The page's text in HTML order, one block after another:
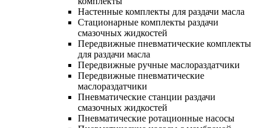
Настенные комплекты для раздачи масла
Стационарные комплекты раздачи
смазочных жидкостей
Передвижные пневматические комплекты
для раздачи масла
Передвижные ручные маслораздатчики
Передвижные пневматические
маслораздатчики
Пневматические станции раздачи
смазочных жидкостей
Пневматические ротационные насосы